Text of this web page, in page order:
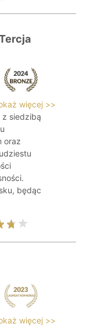
więcej >>
z siedzibą
oraz
będąc
więcej >>